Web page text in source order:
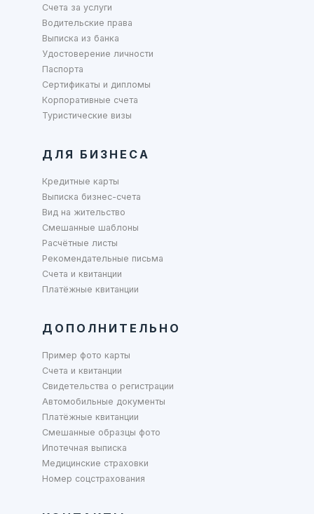
Счета за услуги
Водительские права
Выписка из банка
Удостоверение личности
Паспорта
Сертификаты и дипломы
Корпоративные счета
Туристические визы
ДЛЯ БИЗНЕСА
Кредитные карты
Выписка бизнес-счета
Вид на жительство
Смешанные шаблоны
Расчётные листы
Рекомендательные письма
Счета и квитанции
Платёжные квитанции
ДОПОЛНИТЕЛЬНО
Пример фото карты
Счета и квитанции
Свидетельства о регистрации
Автомобильные документы
Платёжные квитанции
Смешанные образцы фото
Ипотечная выписка
Медицинские страховки
Номер соцстрахования